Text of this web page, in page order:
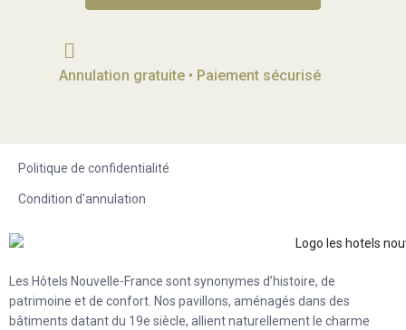
Annulation gratuite • Paiement sécurisé
Politique de confidentialité
Condition d'annulation
Les Hôtels Nouvelle-France sont synonymes d’histoire, de
patrimoine et de confort. Nos pavillons, aménagés dans des
bâtiments datant du 19e siècle, allient naturellement le charme